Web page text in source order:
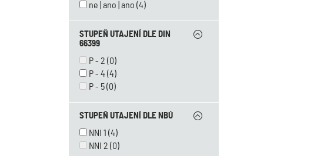
ne | ano | ano (4)
STUPEŇ UTAJENÍ DLE DIN
66399
P - 2 (0)
P - 4 (4)
P - 5(0)
STUPEŇ UTAJENÍ DLE NBÚ
NNI 1 (4)
NNI 2 (0)